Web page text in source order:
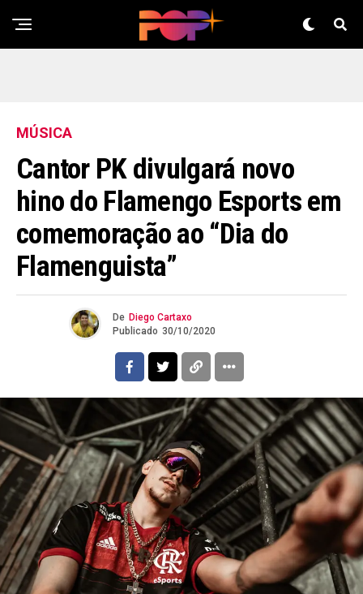
MÚSICA
Cantor PK divulgará novo
hino do Flamengo Esports em
comemoração ao “Dia do
Flamenguista”
De Diego Cartaxo
Publicado 30/10/2020